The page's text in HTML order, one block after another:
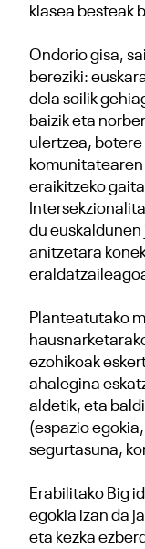
klasea besteak
Ondorio gisa,
bereziki:
dela soilik
baizik eta
ulertzea,
eraikitzeko
du
anitzetara
Planteatutako
ezohikoak
ahalegina
aldetik, eta
(espazio
segurtasuna,
Erabilitako Big
egokia izan da
eta kezka